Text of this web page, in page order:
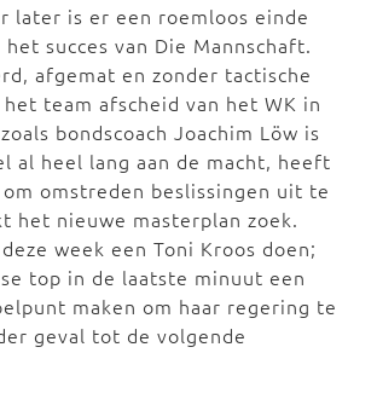
later is er een roemloos einde
het succes van Die Mannschaft.
afgemat en zonder tactische
team afscheid van het WK in
bondscoach Joachim Löw is
al heel lang aan de macht, heeft
omstreden beslissingen uit te
het nieuwe masterplan zoek.
week een Toni Kroos doen;
top in de laatste minuut een
maken om haar regering te
geval tot de volgende